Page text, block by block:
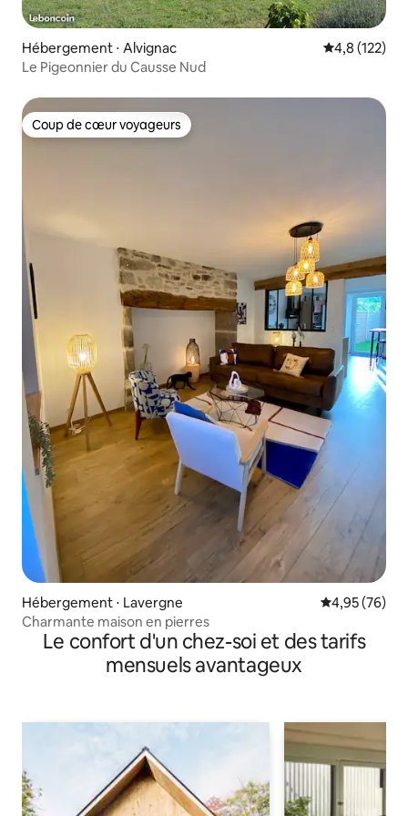
Hébergement ⋅ Alvignac Évaluation
4,8 (122)
Le Pigeonnier du Causse Nud
Coup de cœur voyageurs
Coup de cœur voyageurs
Hébergement ⋅ Lavergne Évaluation
4,95 (76)
Charmante maison en pierres
Le confort d'un chez-soi et des tarifs
mensuels avantageux